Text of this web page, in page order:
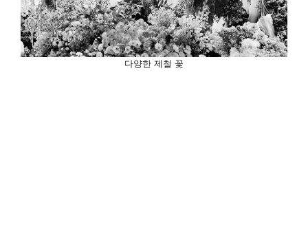
다양한 제철 꽃